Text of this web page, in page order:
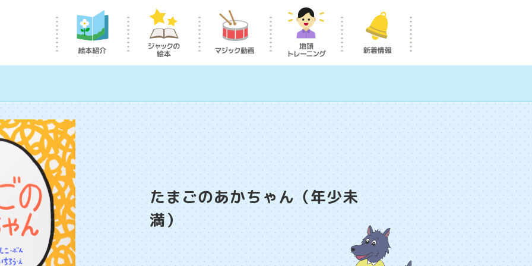
たまごのあかちゃん（年少未
満）